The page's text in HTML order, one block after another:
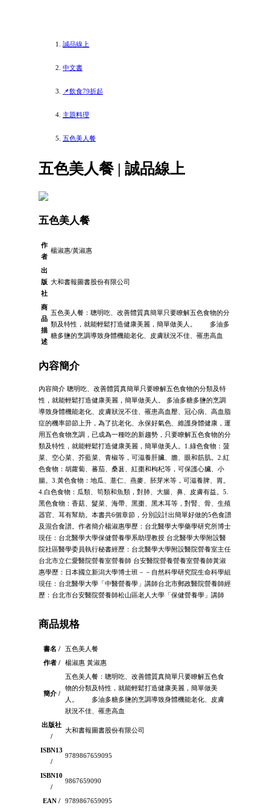
誠品線上
中文書
📌飲食79折起
主題料理
五色美人餐
五色美人餐 | 誠品線上
五色美人餐
作
者
楊淑惠/黃淑惠
出
版
社
大和書報圖書股份有限公司
商
品
描
述
五色美人餐：聰明吃、改善體質真簡單只要瞭解五色食物的分
類及特性，就能輕鬆打造健康美麗，簡單做美人。 多油多
糖多鹽的烹調導致身體機能老化、皮膚狀況不佳、罹患高血
內容簡介
內容簡介 聰明吃、改善體質真簡單只要瞭解五色食物的分類及特
性，就能輕鬆打造健康美麗，簡單做美人。 多油多糖多鹽的烹調
導致身體機能老化、皮膚狀況不佳、罹患高血壓、冠心病、高血脂
症的機率節節上升，為了抗老化、永保好氣色、維護身體健康，運
用五色食物烹調，已成為一種吃的新趨勢，只要瞭解五色食物的分
類及特性，就能輕鬆打造健康美麗，簡單做美人。1.綠色食物：菠
菜、空心菜、芥藍菜、青椒等，可滋養肝臟、膽、眼和筋肌。2.紅
色食物：胡蘿蔔、蕃茄、桑葚、紅棗和枸杞等，可保護心臟、小
腸。3.黃色食物：地瓜、薏仁、燕麥、胚芽米等，可滋養脾、胃。
4.白色食物：瓜類、筍類和魚類，對肺、大腸、鼻、皮膚有益。5.
黑色食物：香菇、髮菜、海帶、黑棗、黑木耳等，對腎、骨、生殖
器官、耳有幫助。本書共6個章節，分別設計出簡單好做的5色食譜
及混合食譜。作者簡介楊淑惠學歷：台北醫學大學藥學研究所博士
現任：台北醫學大學保健營養學系助理教授 台北醫學大學附設醫
院社區醫學委員執行秘書經歷：台北醫學大學附設醫院營養室主任
台北市立仁愛醫院營養室營養師 台安醫院營養營養室營養師黃淑
惠學歷：日本國立新潟大學博士班－－自然科學研究院生命科學組
現任：台北醫學大學「中醫營養學」講師台北市郵政醫院營養師經
歷：台北市台安醫院營養師松山區老人大學「保健營養學」講師
商品規格
書名 /
五色美人餐
作者 /
楊淑惠 黃淑惠
簡介 /
五色美人餐：聰明吃、改善體質真簡單只要瞭解五色食
物的分類及特性，就能輕鬆打造健康美麗，簡單做美
人。 多油多糖多鹽的烹調導致身體機能老化、皮膚
狀況不佳、罹患高血
出版社
/
大和書報圖書股份有限公司
ISBN13
/
9789867659095
ISBN10
/
9867659090
EAN / 9789867659095